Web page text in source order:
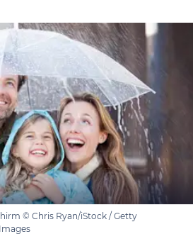
© Chris Ryan/iStock / Getty